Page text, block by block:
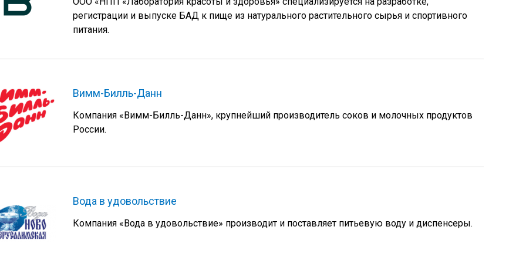
регистрации и выпуске БАД к пище из натурального растительного сырья и спортивного
питания.
Вимм-Билль-Данн
Компания «Вимм-Билль-Данн», крупнейший производитель соков и молочных продуктов
России.
Вода в удовольствие
Компания «Вода в удовольствие» производит и поставляет питьевую воду и диспенсеры.